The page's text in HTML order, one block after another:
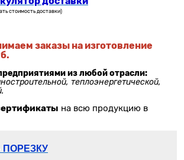
стоимость доставки)
заказы на изготовление
из любой отрасли:
теплоэнергетической,
на всю продукцию в
ПОРЕЗКУ